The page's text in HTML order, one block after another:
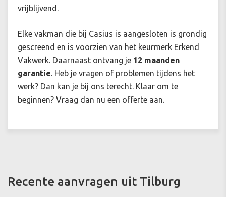
vrijblijvend.
Elke vakman die bij Casius is aangesloten is grondig
gescreend en is voorzien van het keurmerk Erkend
Vakwerk. Daarnaast ontvang je 12 maanden
garantie. Heb je vragen of problemen tijdens het
werk? Dan kan je bij ons terecht. Klaar om te
beginnen? Vraag dan nu een offerte aan.
Recente aanvragen uit Tilburg